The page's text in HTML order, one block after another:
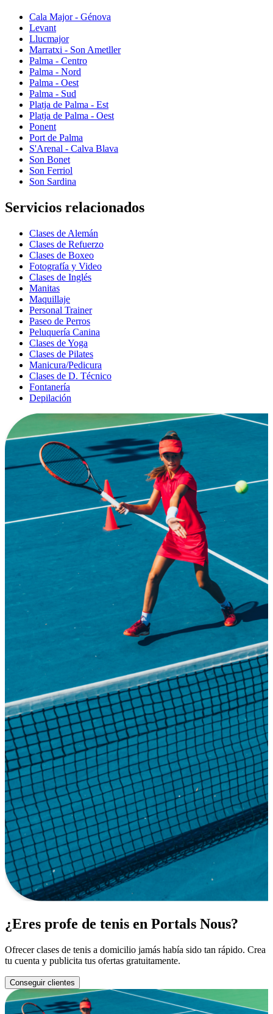
Cala Major - Génova
Levant
Llucmajor
Marratxi - Son Ametller
Palma - Centro
Palma - Nord
Palma - Oest
Palma - Sud
Platja de Palma - Est
Platja de Palma - Oest
Ponent
Port de Palma
S'Arenal - Calva Blava
Son Bonet
Son Ferriol
Son Sardina
Servicios relacionados
Clases de Alemán
Clases de Refuerzo
Clases de Boxeo
Fotografía y Video
Clases de Inglés
Manitas
Maquillaje
Personal Trainer
Paseo de Perros
Peluquería Canina
Clases de Yoga
Clases de Pilates
Manicura/Pedicura
Clases de D. Técnico
Fontanería
Depilación
¿Eres profe de tenis en Portals Nous?
Ofrecer clases de tenis a domicilio jamás había sido tan rápido. Crea
tu cuenta y publicita tus ofertas gratuitamente.
Conseguir clientes